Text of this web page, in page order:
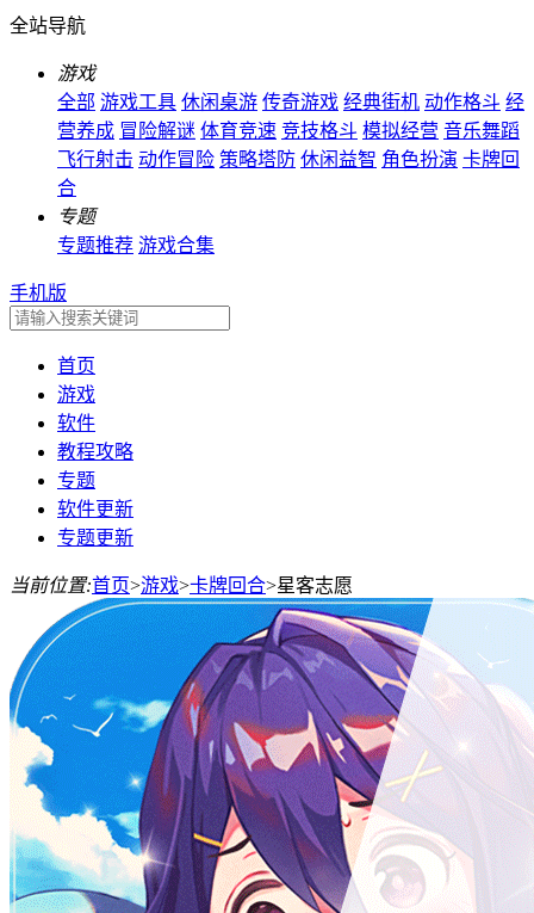
全站导航
游戏
全部 游戏工具 休闲桌游 传奇游戏 经典街机 动作格斗 经
营养成 冒险解谜 体育竞速 竞技格斗 模拟经营 音乐舞蹈
飞行射击 动作冒险 策略塔防 休闲益智 角色扮演 卡牌回
合
专题
专题推荐 游戏合集
手机版
首页
游戏
软件
教程攻略
专题
软件更新
专题更新
当前位置:首页>游戏>卡牌回合>星客志愿